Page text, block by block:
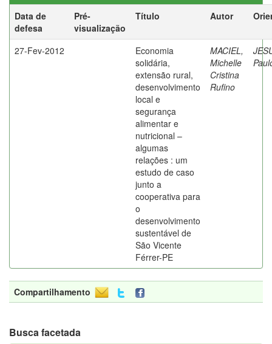
Data de
defesa
Pré-
visualização
Título Autor
27-Fev-2012
Economia
solidária,
extensão rural,
desenvolvimento
local e
segurança
alimentar e
nutricional –
algumas
relações : um
estudo de caso
junto a
cooperativa para
o
desenvolvimento
sustentável de
São Vicente
Férrer-PE
MACIEL,
Michelle
Cristina
Rufino
Compartilhamento
Busca facetada